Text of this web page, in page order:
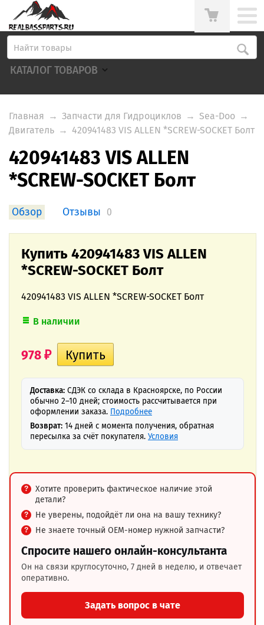
КАТАЛОГ ТОВАРОВ
Главная → Запчасти для Гидроциклов → Sea-Doo →
Двигатель → 420941483 VIS ALLEN *SCREW-SOCKET Болт
420941483 VIS ALLEN
*SCREW-SOCKET Болт
Обзор Отзывы 0
Купить 420941483 VIS ALLEN
*SCREW-SOCKET Болт
420941483 VIS ALLEN *SCREW-SOCKET Болт
В наличии
978 ₽
Доставка: СДЭК со склада в Красноярске, по России
обычно 2–10 дней; стоимость рассчитывается при
оформлении заказа. Подробнее
Возврат: 14 дней с момента получения, обратная
пересылка за счёт покупателя. Условия
Хотите проверить фактическое наличие этой
детали?
Не уверены, подойдёт ли она на вашу технику?
Не знаете точный OEM-номер нужной запчасти?
Спросите нашего онлайн-консультанта
Он на связи круглосуточно, 7 дней в неделю, и отвечает
оперативно.
Задать вопрос в чате